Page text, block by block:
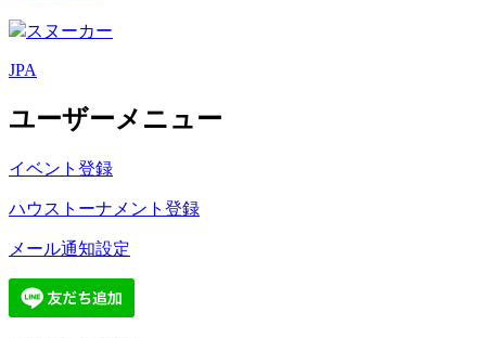
スヌーカー
JPA
ユーザーメニュー
イベント登録
ハウストーナメント登録
メール通知設定